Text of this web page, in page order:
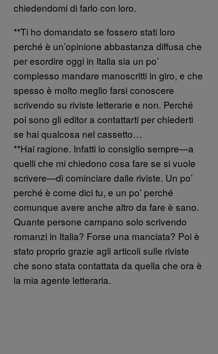
chiedendomi di farlo con loro.
**Ti ho domandato se fossero stati loro
perché è un’opinione abbastanza diffusa che
per esordire oggi in Italia sia un po’
complesso mandare manoscritti in giro, e che
spesso è molto meglio farsi conoscere
scrivendo su riviste letterarie e non. Perché
poi sono gli editor a contattarti per chiederti
se hai qualcosa nel cassetto…
**Hai ragione. Infatti io consiglio sempre—a
quelli che mi chiedono cosa fare se si vuole
scrivere—di cominciare dalle riviste. Un po’
perché è come dici tu, e un po’ perché
comunque avere anche altro da fare è sano.
Quante persone campano solo scrivendo
romanzi in Italia? Forse una manciata? Poi è
stato proprio grazie agli articoli sulle riviste
che sono stata contattata da quella che ora è
la mia agente letteraria.